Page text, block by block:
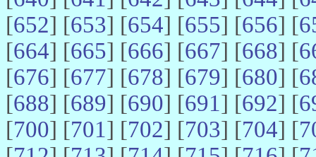
[652] [653] [654] [655] [656] [
[664] [665] [666] [667] [668] [
[676] [677] [678] [679] [680] [
[688] [689] [690] [691] [692] [
[700] [701] [702] [703] [704] [